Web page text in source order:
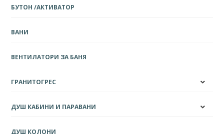
БУТОН /АКТИВАТОР
ВАНИ
ВЕНТИЛАТОРИ ЗА БАНЯ
ГРАНИТОГРЕС
ДУШ КАБИНИ И ПАРАВАНИ
ДУШ КОЛОНИ